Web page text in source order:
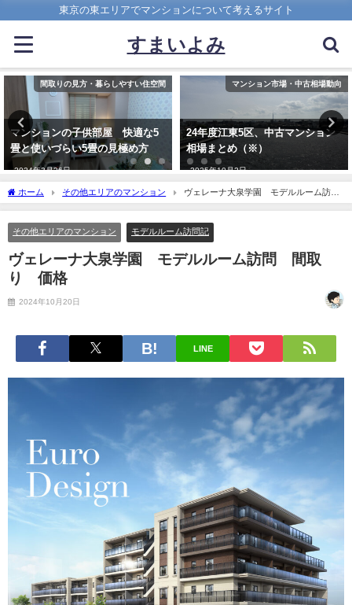
東京の東エリアでマンションについて考えるサイト
すまいよみ
マンション市場・中古相場動向
24年度江東5区、中古マンション
相場まとめ（※）
2025年10月2日
入居までの準備・諸手続
マンション購入して新居に引越し
する際、準備しておきたい３０の
事
ホーム その他エリアのマンション
ヴェレーナ大泉学園 モデルルーム訪
問 間取り 価格
その他エリアのマンション モデルルーム訪問記
ヴェレーナ大泉学園 モデルルーム訪問 間取
り 価格
2024年10月20日
LINE